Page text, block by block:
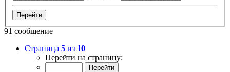
91 сообщение
Страница 5 из 10
Перейти на страницу: